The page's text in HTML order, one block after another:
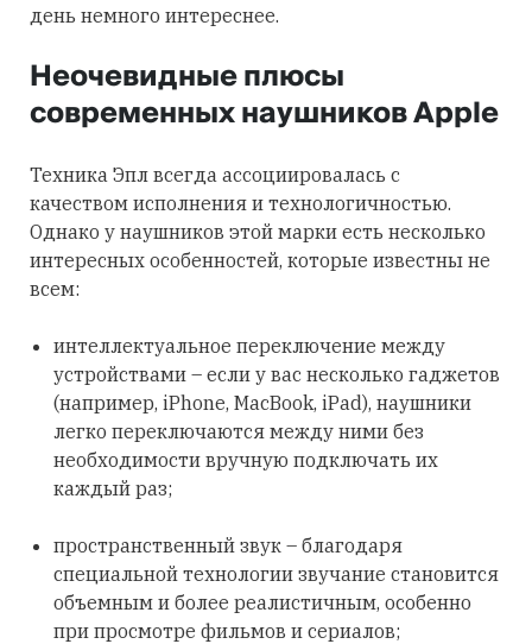
день немного интереснее.
Неочевидные плюсы
современных наушников Apple
Техника Эпл всегда ассоциировалась с
качеством исполнения и технологичностью.
Однако у наушников этой марки есть несколько
интересных особенностей, которые известны не
всем:
интеллектуальное переключение между
устройствами – если у вас несколько гаджетов
(например, iPhone, MacBook, iPad), наушники
легко переключаются между ними без
необходимости вручную подключать их
каждый раз;
пространственный звук – благодаря
специальной технологии звучание становится
объемным и более реалистичным, особенно
при просмотре фильмов и сериалов;